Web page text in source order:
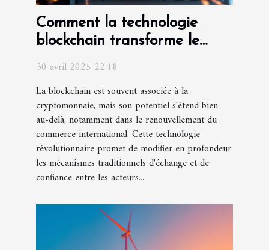
Comment la technologie
blockchain transforme le
commerce international
30 avril 2025 22:18
La blockchain est souvent associée à la
cryptomonnaie, mais son potentiel s'étend bien
au-delà, notamment dans le renouvellement du
commerce international. Cette technologie
révolutionnaire promet de modifier en profondeur
les mécanismes traditionnels d'échange et de
confiance entre les acteurs...